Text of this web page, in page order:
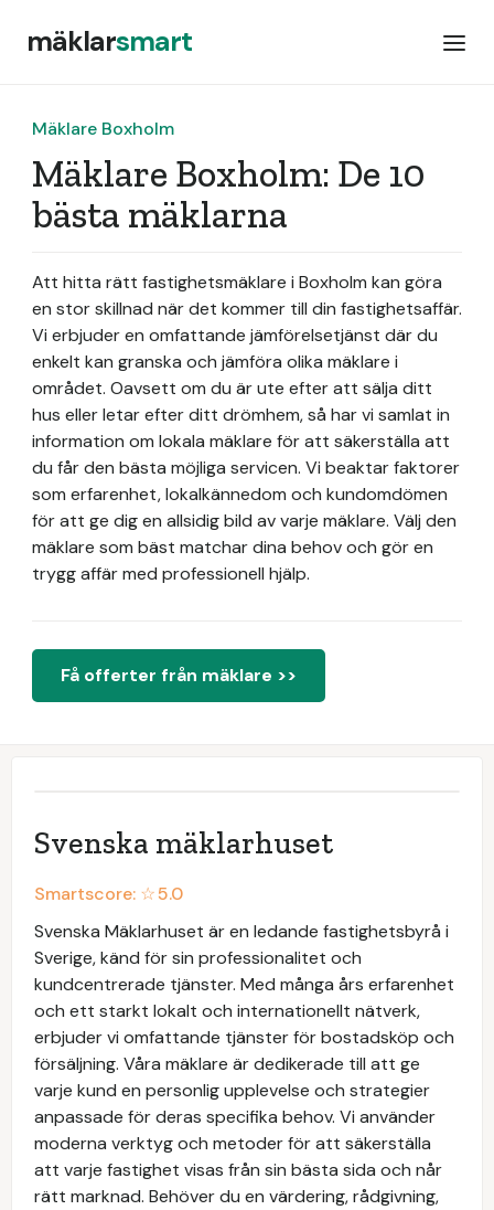
mäklarsmart
Mäklare Boxholm
Mäklare Boxholm: De 10
bästa mäklarna
Att hitta rätt fastighetsmäklare i Boxholm kan göra
en stor skillnad när det kommer till din fastighetsaffär.
Vi erbjuder en omfattande jämförelsetjänst där du
enkelt kan granska och jämföra olika mäklare i
området. Oavsett om du är ute efter att sälja ditt
hus eller letar efter ditt drömhem, så har vi samlat in
information om lokala mäklare för att säkerställa att
du får den bästa möjliga servicen. Vi beaktar faktorer
som erfarenhet, lokalkännedom och kundomdömen
för att ge dig en allsidig bild av varje mäklare. Välj den
mäklare som bäst matchar dina behov och gör en
trygg affär med professionell hjälp.
Få offerter från mäklare >>
Svenska mäklarhuset
Smartscore: ☆5.0
Svenska Mäklarhuset är en ledande fastighetsbyrå i
Sverige, känd för sin professionalitet och
kundcentrerade tjänster. Med många års erfarenhet
och ett starkt lokalt och internationellt nätverk,
erbjuder vi omfattande tjänster för bostadsköp och
försäljning. Våra mäklare är dedikerade till att ge
varje kund en personlig upplevelse och strategier
anpassade för deras specifika behov. Vi använder
moderna verktyg och metoder för att säkerställa
att varje fastighet visas från sin bästa sida och når
rätt marknad. Behöver du en värdering, rådgivning,